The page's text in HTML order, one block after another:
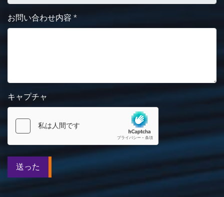
お問い合わせ内容 *
キャプチャ
送った